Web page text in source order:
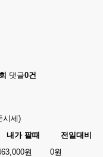
댓글0건
시세)
내가 팔때
전일대비
원
0원